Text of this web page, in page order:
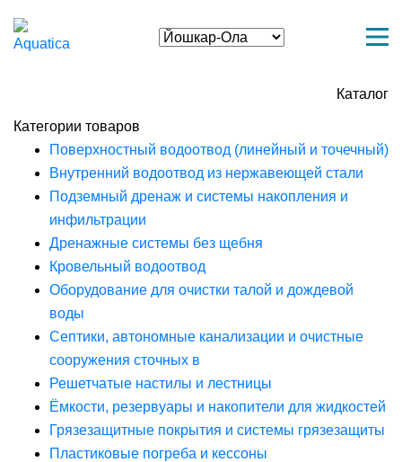
Каталог
Категории товаров
Поверхностный водоотвод (линейный и точечный)
Внутренний водоотвод из нержавеющей стали
Подземный дренаж и системы накопления и
инфильтрации
Дренажные системы без щебня
Кровельный водоотвод
Оборудование для очистки талой и дождевой
воды
Септики, автономные канализации и очистные
сооружения сточных в
Решетчатые настилы и лестницы
Ёмкости, резервуары и накопители для жидкостей
Грязезащитные покрытия и системы грязезащиты
Пластиковые погреба и кессоны